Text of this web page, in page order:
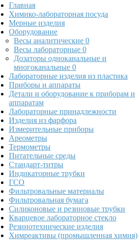
Главная
Химико-лабораторная посуда
Мерные изделия
Оборудование
Весы аналитические 0
Весы лабораторные 0
Дозаторы одноканальные и
многоканальные 0
Лабораторные изделия из пластика
Приборы и аппараты
Детали и оборудование к приборам и
аппаратам
Лабораторные принадлежности
Изделия из фарфора
Измерительные приборы
Ареометры
Термометры
Питательные среды
Стандарт-титры
Индикаторные трубки
ГСО
Фильтровальные материалы
Фильтровальная бумага
Силиконовые и резиновые трубки
Кварцевое лабораторное стекло
Резинотехнические изделия
Химреактивы (промышленная химия)